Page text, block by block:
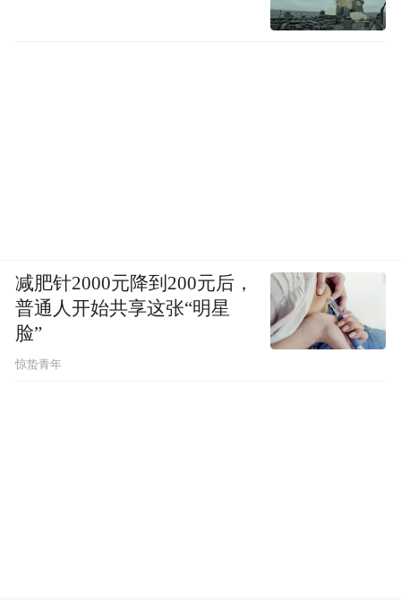
减肥针2000元降到200元后，
普通人开始共享这张“明星
脸”
惊蛰青年